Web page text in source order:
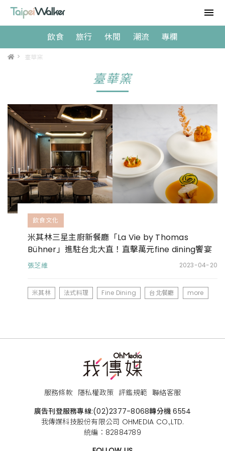
飲食 旅行 休閒 潮流 專欄
> 臺華窯
臺華窯
飲食文化
米其林三星主廚新餐廳「La Vie by Thomas
Bühner」進駐台北大直！直擊萬元fine dining饗宴
張芝維 2023-04-20
米其林 法式料理 Fine Dining 台北餐廳 more
服務條款 隱私權政策 評鑑規範 聯絡客服
廣告刊登服務專線:(02)2377-8068轉分機 6554
我傳媒科技股份有限公司 OHMEDIA CO.,LTD.
統編：82884789